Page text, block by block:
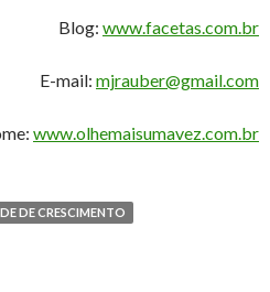
Blog: www.facetas.com.br
E-mail: mjrauber@gmail.com
www.olhemaisumavez.com.br
DE CRESCIMENTO